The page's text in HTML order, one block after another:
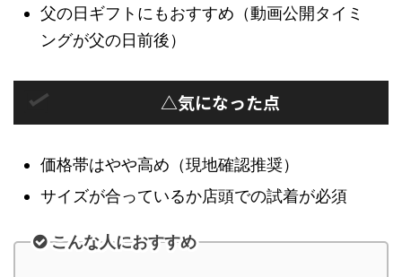
父の日ギフトにもおすすめ（動画公開タイミ
ングが父の日前後）
△気になった点
価格帯はやや高め（現地確認推奨）
サイズが合っているか店頭での試着が必須
こんな人におすすめ